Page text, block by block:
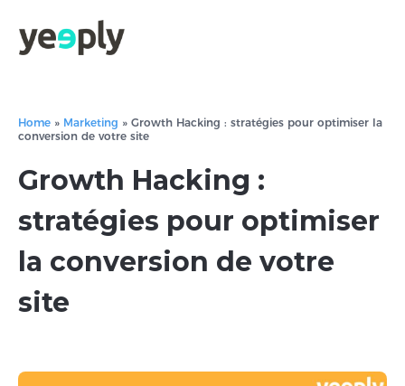
Home » Marketing » Growth Hacking : stratégies pour optimiser la
conversion de votre site
Growth Hacking :
stratégies pour optimiser
la conversion de votre
site